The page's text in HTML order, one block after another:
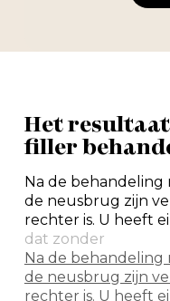
Het
filler
Na de
de neusbrug zijn
rechter is. U heeft
dat zonder
Na de
de neusbrug zijn
rechter is. U heeft